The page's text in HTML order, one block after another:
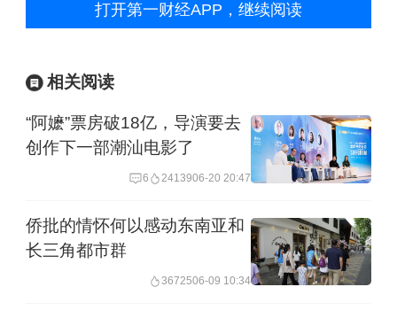
互联网时代，一部电影要成为爆款，需
要有明星、大IP等加持，部分观众是为
了明星才来支持电影，同时要有资本来
支付巨额的制作和宣发费用，当然还有
渠道的支持，再优质的作品如果排片率
过低，也难以被观众看到。
打开第一财经APP，继续阅读
相关阅读
“阿嬷”票房破18亿，导演要去
创作下一部潮汕电影了
6 2413906-20 20:47
侨批的情怀何以感动东南亚和
长三角都市群
3672506-09 10:34